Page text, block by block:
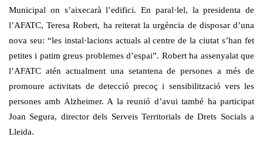
Municipal on s’aixecarà l’edifici. En paral·lel, la presidenta de
l’AFATC, Teresa Robert, ha reiterat la urgència de disposar d’una
nova seu: “les instal·lacions actuals al centre de la ciutat s’han fet
petites i patim greus problemes d’espai”. Robert ha assenyalat que
l’AFATC atén actualment una setantena de persones a més de
promoure activitats de detecció precoç i sensibilització vers les
persones amb Alzheimer. A la reunió d’avui també ha participat
Joan Segura, director dels Serveis Territorials de Drets Socials a
Lleida.